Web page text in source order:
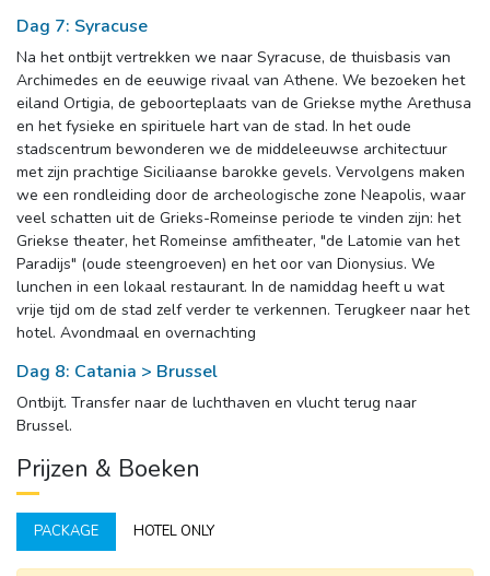
Dag 7: Syracuse
Na het ontbijt vertrekken we naar Syracuse, de thuisbasis van
Archimedes en de eeuwige rivaal van Athene. We bezoeken het
eiland Ortigia, de geboorteplaats van de Griekse mythe Arethusa
en het fysieke en spirituele hart van de stad. In het oude
stadscentrum bewonderen we de middeleeuwse architectuur
met zijn prachtige Siciliaanse barokke gevels. Vervolgens maken
we een rondleiding door de archeologische zone Neapolis, waar
veel schatten uit de Grieks-Romeinse periode te vinden zijn: het
Griekse theater, het Romeinse amfitheater, "de Latomie van het
Paradijs" (oude steengroeven) en het oor van Dionysius. We
lunchen in een lokaal restaurant. In de namiddag heeft u wat
vrije tijd om de stad zelf verder te verkennen. Terugkeer naar het
hotel. Avondmaal en overnachting
Dag 8: Catania > Brussel
Ontbijt. Transfer naar de luchthaven en vlucht terug naar
Brussel.
Prijzen & Boeken
PACKAGE HOTEL ONLY